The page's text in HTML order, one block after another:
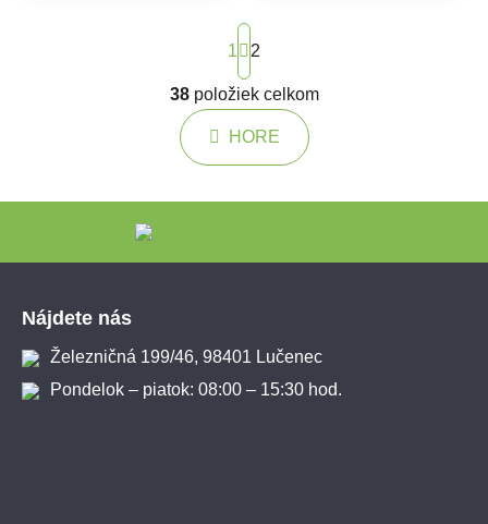
Ovládacie prvky výpisu
Stránkovanie
1 2
38položiek celkom
HORE
Nájdete nás
Železničná 199/46, 98401 Lučenec
Pondelok – piatok: 08:00 – 15:30 hod.